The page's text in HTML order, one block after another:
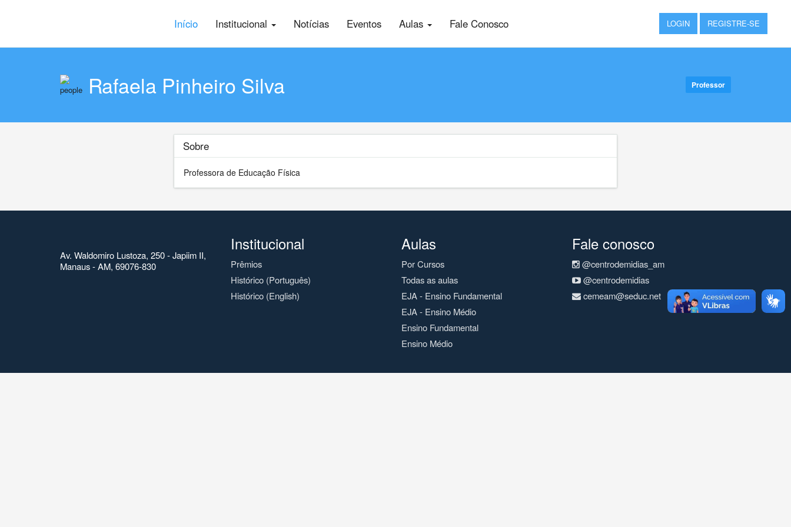
Início Institucional Notícias Eventos Aulas Fale Conosco LOGIN REGISTRE-SE
Rafaela Pinheiro Silva Professor
Sobre
Professora de Educação Física
Av. Waldomiro Lustoza, 250 - Japiim II,
Manaus - AM, 69076-830
Institucional
Prêmios
Histórico (Português)
Histórico (English)
Aulas
Por Cursos
Todas as aulas
EJA - Ensino Fundamental
EJA - Ensino Médio
Ensino Fundamental
Ensino Médio
Fale conosco
@centrodemidias_am
@centrodemidias
cemeam@seduc.net